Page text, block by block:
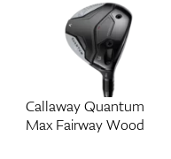
Callaway Quantum
Max Fairway Wood